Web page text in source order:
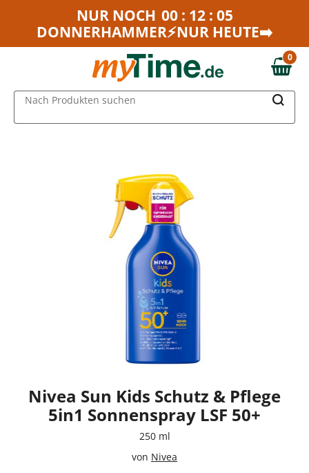
Zum Hauptinhalt springen
Zur Navigation springen
NUR NOCH 00 : 12 : 05
DONNERHAMMER⚡NUR HEUTE➡️
0,00 €
0
Nach Produkten suchen
Nivea Sun Kids Schutz & Pflege
5in1 Sonnenspray LSF 50+
250 ml
von Nivea